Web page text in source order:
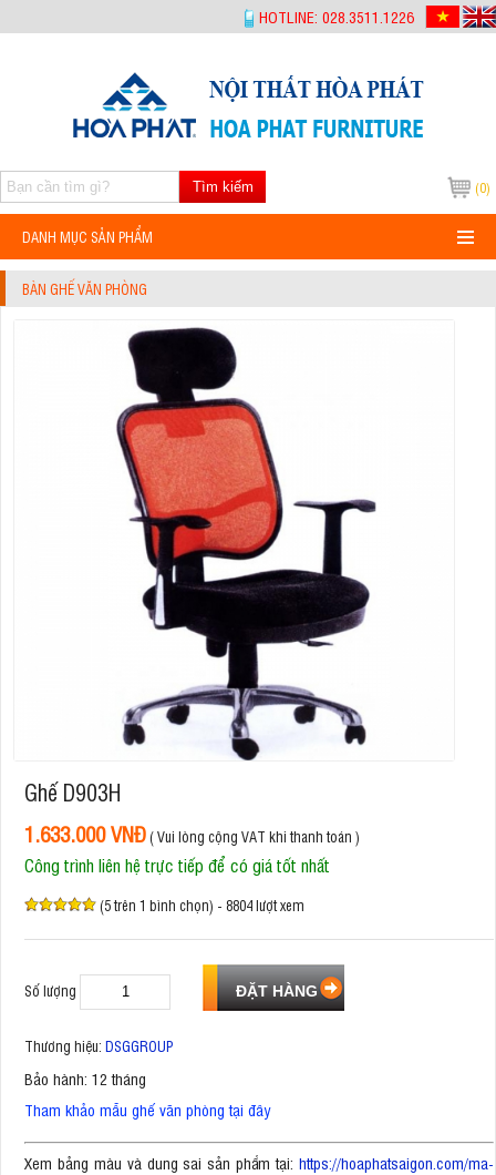
HOTLINE: 028.3511.1226
(0)
Tìm kiếm
DANH MỤC SẢN PHẨM
BÀN GHẾ VĂN PHÒNG
Ghế D903H
1.633.000 VNĐ( Vui lòng cộng VAT khi thanh toán )
Công trình liên hệ trực tiếp để có giá tốt nhất
(5 trên 1 bình chọn) - 8804 lượt xem
Số lượng
Thương hiệu: DSGGROUP
Bảo hành: 12 tháng
Tham khảo mẫu ghế văn phòng tại đây
Xem bảng màu và dung sai sản phẩm tại: https://hoaphatsaigon.com/ma-